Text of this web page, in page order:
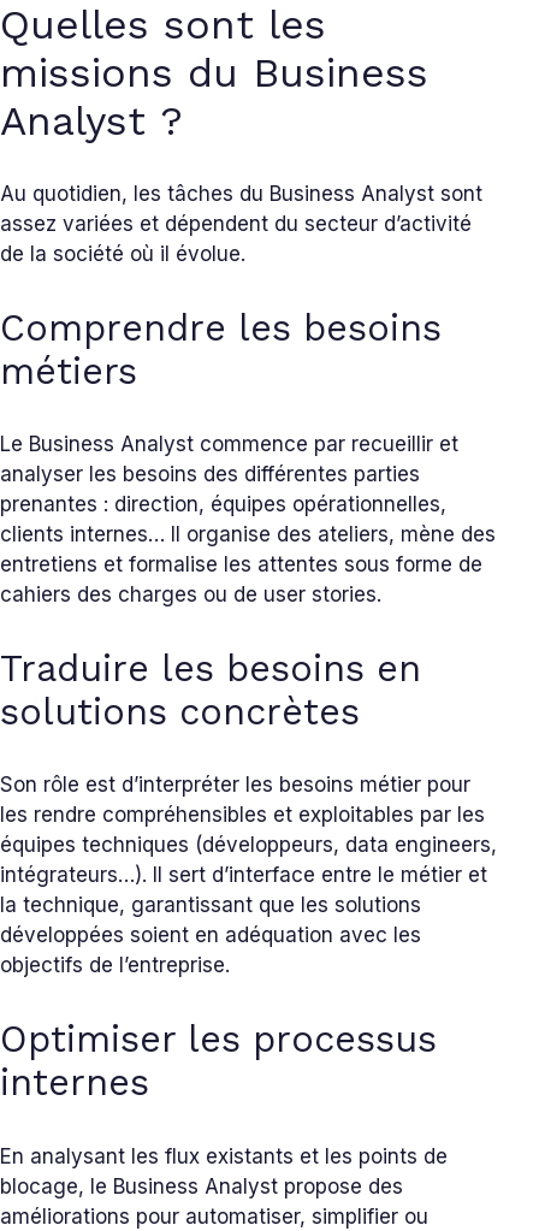
Quelles sont les
missions du Business
Analyst ?
Au quotidien, les tâches du Business Analyst sont
assez variées et dépendent du secteur d’activité
de la société où il évolue.
Comprendre les besoins
métiers
Le Business Analyst commence par recueillir et
analyser les besoins des différentes parties
prenantes : direction, équipes opérationnelles,
clients internes… Il organise des ateliers, mène des
entretiens et formalise les attentes sous forme de
cahiers des charges ou de user stories.
Traduire les besoins en
solutions concrètes
Son rôle est d’interpréter les besoins métier pour
les rendre compréhensibles et exploitables par les
équipes techniques (développeurs, data engineers,
intégrateurs…). Il sert d’interface entre le métier et
la technique, garantissant que les solutions
développées soient en adéquation avec les
objectifs de l’entreprise.
Optimiser les processus
internes
En analysant les flux existants et les points de
blocage, le Business Analyst propose des
améliorations pour automatiser, simplifier ou